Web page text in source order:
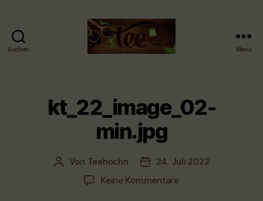
Suchen
Teefachgeschäft
Teehaus
Menü
kt_22_image_02-
min.jpg
Beitragsautor
Von Teehochn Veröffentlichungsdatum
24. Juli 2022
Keine Kommentarezu